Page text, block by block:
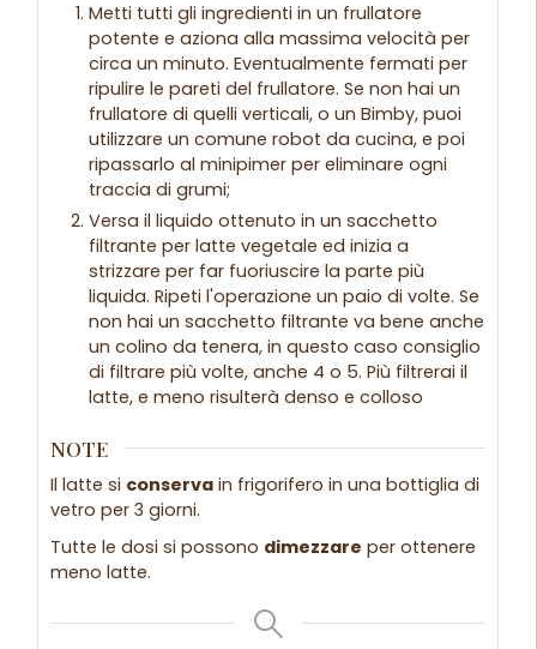
Metti tutti gli ingredienti in un frullatore
potente e aziona alla massima velocità per
circa un minuto. Eventualmente fermati per
ripulire le pareti del frullatore. Se non hai un
frullatore di quelli verticali, o un Bimby, puoi
utilizzare un comune robot da cucina, e poi
ripassarlo al minipimer per eliminare ogni
traccia di grumi;
Versa il liquido ottenuto in un sacchetto
filtrante per latte vegetale ed inizia a
strizzare per far fuoriuscire la parte più
liquida. Ripeti l'operazione un paio di volte. Se
non hai un sacchetto filtrante va bene anche
un colino da tenera, in questo caso consiglio
di filtrare più volte, anche 4 o 5. Più filtrerai il
latte, e meno risulterà denso e colloso
NOTE
Il latte si conserva in frigorifero in una bottiglia di
vetro per 3 giorni.
Tutte le dosi si possono dimezzare per ottenere
meno latte.